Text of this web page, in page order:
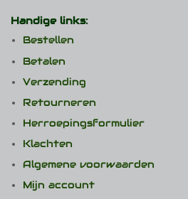
Handige links:
Bestellen
Betalen
Verzending
Retourneren
Herroepingsformulier
Klachten
Algemene voorwaarden
Mijn account